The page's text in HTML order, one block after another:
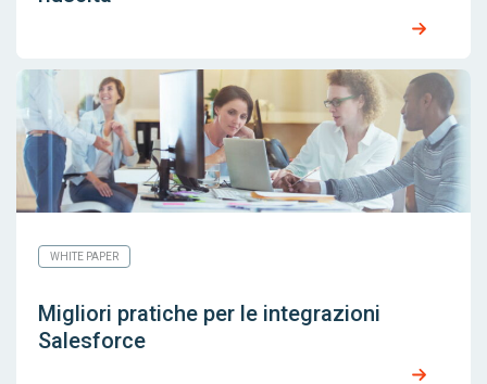
WHITE PAPER
Migliori pratiche per le integrazioni
Salesforce